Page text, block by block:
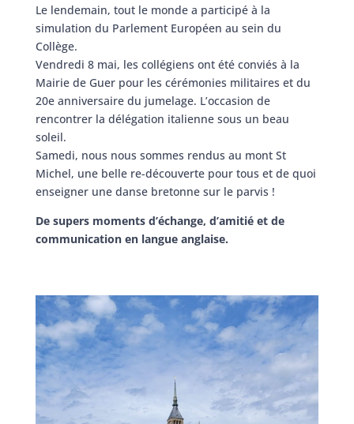
Le lendemain, tout le monde a participé à la
simulation du Parlement Européen au sein du
Collège.
Vendredi 8 mai, les collégiens ont été conviés à la
Mairie de Guer pour les cérémonies militaires et du
20e anniversaire du jumelage. L’occasion de
rencontrer la délégation italienne sous un beau
soleil.
Samedi, nous nous sommes rendus au mont St
Michel, une belle re-découverte pour tous et de quoi
enseigner une danse bretonne sur le parvis !
De supers moments d’échange, d’amitié et de
communication en langue anglaise.